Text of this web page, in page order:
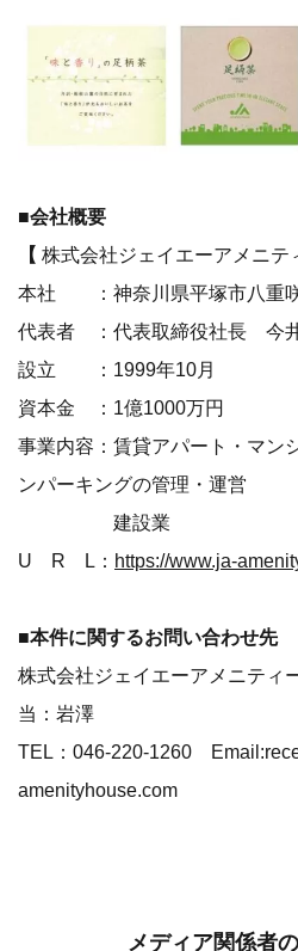
■会社概要
【 株式会社ジェイエーアメニテ
本社 ：神奈川県平塚市八重
代表者 ：代表取締役社長 今
設立 ：1999年10月
資本金 ：1億1000万円
事業内容：賃貸アパート・マン
ンパーキングの管理・運営
建設業
U R L： https://www.ja-
■本件に関するお問い合わせ先
株式会社ジェイエーアメニテ
当：岩澤
TEL：046-220-1260
amenityhouse.com
メディア関係者